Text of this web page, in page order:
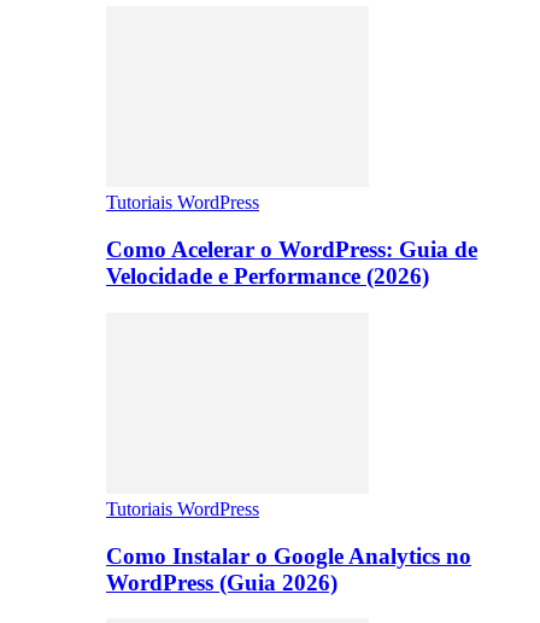
Tutoriais WordPress
Como Acelerar o WordPress: Guia de
Velocidade e Performance (2026)
Tutoriais WordPress
Como Instalar o Google Analytics no
WordPress (Guia 2026)